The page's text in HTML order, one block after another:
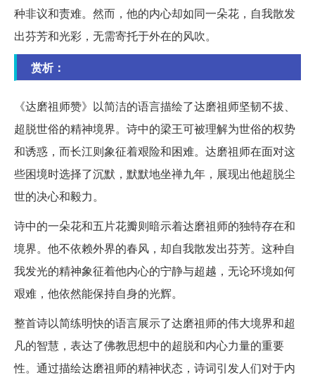
种非议和责难。然而，他的内心却如同一朵花，自我散发
出芬芳和光彩，无需寄托于外在的风吹。
赏析：
《达磨祖师赞》以简洁的语言描绘了达磨祖师坚韧不拔、
超脱世俗的精神境界。诗中的梁王可被理解为世俗的权势
和诱惑，而长江则象征着艰险和困难。达磨祖师在面对这
些困境时选择了沉默，默默地坐禅九年，展现出他超脱尘
世的决心和毅力。
诗中的一朵花和五片花瓣则暗示着达磨祖师的独特存在和
境界。他不依赖外界的春风，却自我散发出芬芳。这种自
我发光的精神象征着他内心的宁静与超越，无论环境如何
艰难，他依然能保持自身的光辉。
整首诗以简练明快的语言展示了达磨祖师的伟大境界和超
凡的智慧，表达了佛教思想中的超脱和内心力量的重要
性。通过描绘达磨祖师的精神状态，诗词引发人们对于内